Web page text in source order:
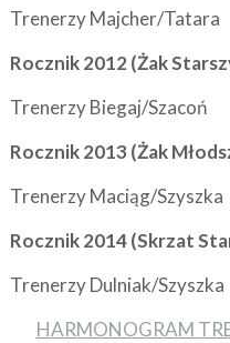
Trenerzy Majcher/Tatara
Rocznik 2012 (Żak
Trenerzy Biegaj/Szacoń
Rocznik 2013 (Żak
Trenerzy Maciąg/Szyszka
Rocznik 2014 (Skrzat
Trenerzy Dulniak/Szyszka
HARMONOGRAM